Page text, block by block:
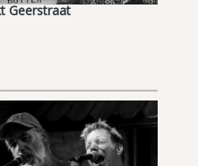
Geerstraat